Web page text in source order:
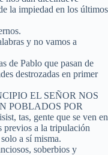
la impiedad en los últimos
y no vamos a
de Pablo que pasan de
destrozadas en primer
EL SEÑOR NOS
POBLADOS POR
tas, gente que se ven en
previos a la tripulación
a sí misma.
soberbios y